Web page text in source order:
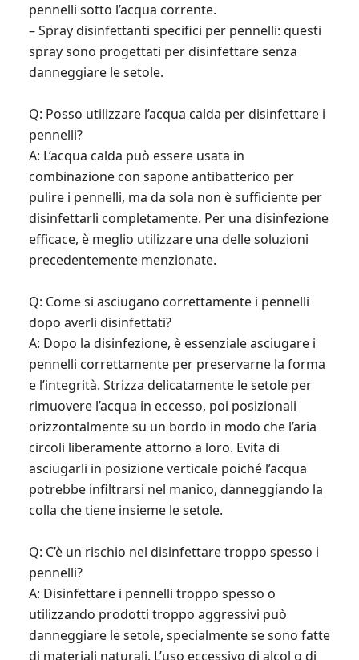
pennelli sotto l’acqua corrente.
– Spray disinfettanti specifici per pennelli: questi
spray sono progettati per disinfettare senza
danneggiare le setole.
Q: Posso utilizzare l’acqua calda per disinfettare i
pennelli?
A: L’acqua calda può essere usata in
combinazione con sapone antibatterico per
pulire i pennelli, ma da sola non è sufficiente per
disinfettarli completamente. Per una disinfezione
efficace, è meglio utilizzare una delle soluzioni
precedentemente menzionate.
Q: Come si asciugano correttamente i pennelli
dopo averli disinfettati?
A: Dopo la disinfezione, è essenziale asciugare i
pennelli correttamente per preservarne la forma
e l’integrità. Strizza delicatamente le setole per
rimuovere l’acqua in eccesso, poi posizionali
orizzontalmente su un bordo in modo che l’aria
circoli liberamente attorno a loro. Evita di
asciugarli in posizione verticale poiché l’acqua
potrebbe infiltrarsi nel manico, danneggiando la
colla che tiene insieme le setole.
Q: C’è un rischio nel disinfettare troppo spesso i
pennelli?
A: Disinfettare i pennelli troppo spesso o
utilizzando prodotti troppo aggressivi può
danneggiare le setole, specialmente se sono fatte
di materiali naturali. L’uso eccessivo di alcol o di